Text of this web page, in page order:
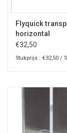
Flyquick
horizontal
€32,50
Stukprijs : €32,50 /